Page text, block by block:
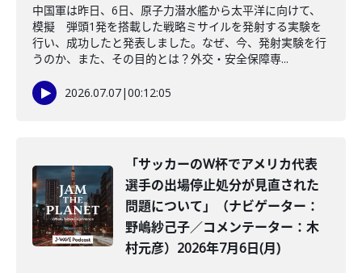
中国軍は昨日、6日、原子力潜水艦から太平洋に向けて、
模擬 弾頭1発を搭載した戦略ミサイルを発射する実験を
行い、成功したと発表しました。なぜ、今、発射実験を行
うのか、また、その目的とは？外交・安全保障専...
2026.07.07|00:12:05
「サッカーのW杯でアメリカ代表
選手の出場停止処分が見直された
問題について」（ナビゲーター：
野嶋紗己子／コメンテーター：木
村元彦）2026年7月6日(月)